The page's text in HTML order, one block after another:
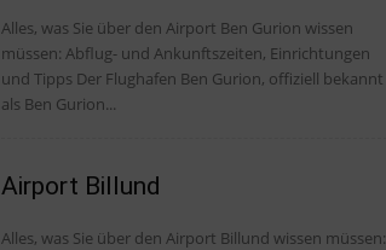
Alles, was Sie über den Airport Ben Gurion wissen
müssen: Abflug- und Ankunftszeiten, Einrichtungen
und Tipps Der Flughafen Ben Gurion, offiziell bekannt
als Ben Gurion...
Airport Billund
Alles, was Sie über den Airport Billund wissen müssen: